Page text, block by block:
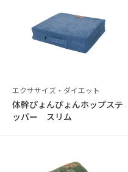
エクササイズ・ダイエット
体幹ぴょんぴょんホップステ
ッパー スリム